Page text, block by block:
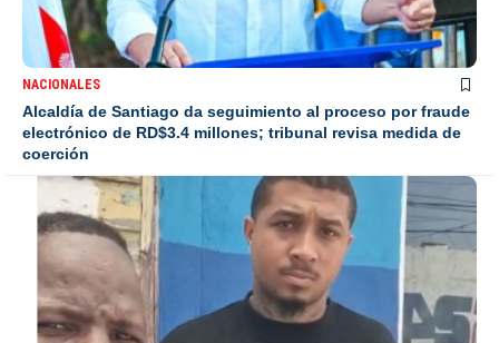
NACIONALES
Alcaldía de Santiago da seguimiento al proceso por fraude
electrónico de RD$3.4 millones; tribunal revisa medida de
coerción